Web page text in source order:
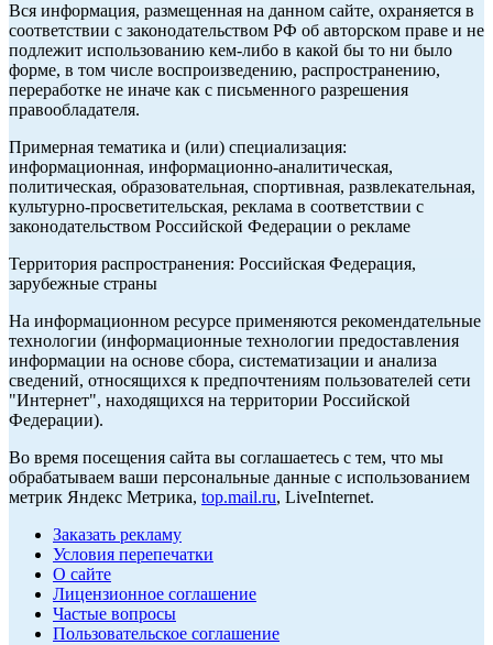
Вся информация, размещенная на данном сайте, охраняется в
соответствии с законодательством РФ об авторском праве и не
подлежит использованию кем-либо в какой бы то ни было
форме, в том числе воспроизведению, распространению,
переработке не иначе как с письменного разрешения
правообладателя.
Примерная тематика и (или) специализация:
информационная, информационно-аналитическая,
политическая, образовательная, спортивная, развлекательная,
культурно-просветительская, реклама в соответствии с
законодательством Российской Федерации о рекламе
Территория распространения: Российская Федерация,
зарубежные страны
На информационном ресурсе применяются рекомендательные
технологии (информационные технологии предоставления
информации на основе сбора, систематизации и анализа
сведений, относящихся к предпочтениям пользователей сети
"Интернет", находящихся на территории Российской
Федерации).
Во время посещения сайта вы соглашаетесь с тем, что мы
обрабатываем ваши персональные данные с использованием
метрик Яндекс Метрика, top.mail.ru, LiveInternet.
Заказать рекламу
Условия перепечатки
О сайте
Лицензионное соглашение
Частые вопросы
Пользовательское соглашение